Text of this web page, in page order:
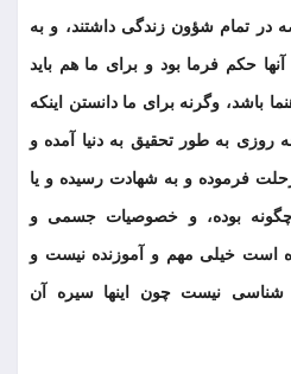
در تمام شؤون زندگی داشتند، و به
حکم فرما بود و برای ما هم باید
باشد، وگرنه برای ما دانستن اینکه
روزی به طور تحقیق به دنیا آمده و
فرموده و به شهادت رسیده و یا
بوده، و خصوصیات جسمی و
خیلی مهم و آموزنده نیست و
شناسی نیست چون اینها سیره آن